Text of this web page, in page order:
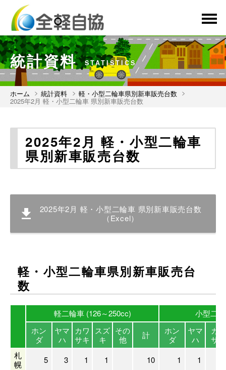
統計資料 STATISTICS
ホーム 統計資料 軽・小型二輪車県別新車販売台数
2025年2月 軽・小型二輪車 県別新車販売台数
2025年2月 軽・小型二輪車
県別新車販売台数
2025年2月 軽・小型二輪車 県別新車販売台数
（Excel）
軽・小型二輪車県別新車販売台
数
軽二輪車 (126～250cc)
小型二
ホン
ダ
ヤマ
ハ
カワ
サキ
スズ
キ
その
他
計
ホン
ダ
ヤマ
ハ
カワ
サキ
札
幌
5 3 1 1 10 1
1